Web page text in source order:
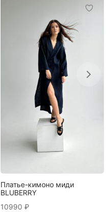
Платье-кимоно миди
BLUBERRY
10990 ₽